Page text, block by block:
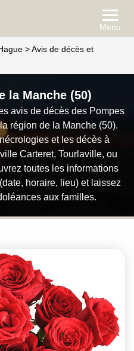
Menu
>Avis de décès et
la Manche (50)
avis de décès des Pompes
région de la Manche (50).
et les décès à
Carteret, Tourlaville, ou
toutes les informations
horaire, lieu) et laissez
aux familles.